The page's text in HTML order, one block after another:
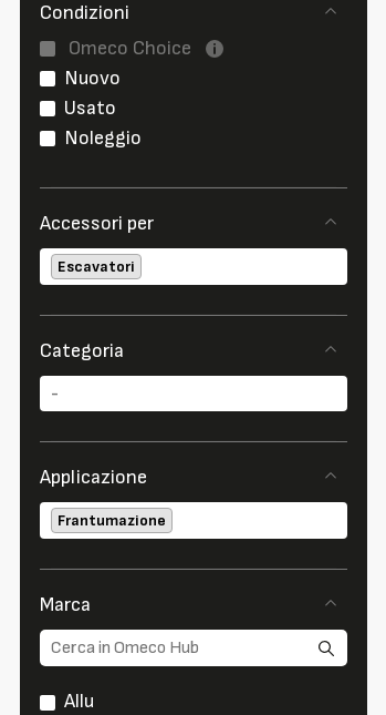
Condizioni
Omeco Choice
Nuovo
Usato
Noleggio
Accessori per
Escavatori
Categoria
Applicazione
Frantumazione
Marca
Allu